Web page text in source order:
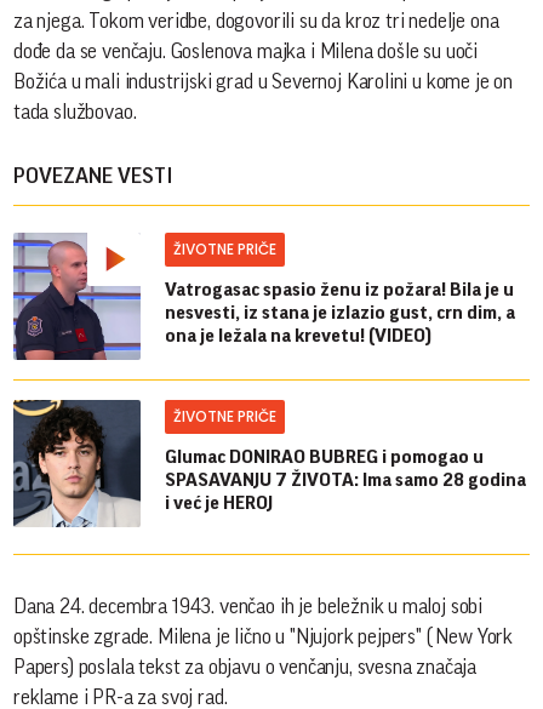
za njega. Tokom veridbe, dogovorili su da kroz tri nedelje ona
dođe da se venčaju. Goslenova majka i Milena došle su uoči
Božića u mali industrijski grad u Severnoj Karolini u kome je on
tada službovao.
POVEZANE VESTI
ŽIVOTNE PRIČE
Vatrogasac spasio ženu iz požara! Bila je u
nesvesti, iz stana je izlazio gust, crn dim, a
ona je ležala na krevetu! (VIDEO)
ŽIVOTNE PRIČE
Glumac DONIRAO BUBREG i pomogao u
SPASAVANJU 7 ŽIVOTA: Ima samo 28 godina
i već je HEROJ
Dana 24. decembra 1943. venčao ih je beležnik u maloj sobi
opštinske zgrade. Milena je lično u "Njujork pejpers" ( New York
Papers) poslala tekst za objavu o venčanju, svesna značaja
reklame i PR-a za svoj rad.